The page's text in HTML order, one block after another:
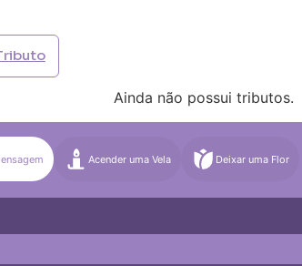
Ainda não possui tributos.
Acender uma Vela Deixar uma Flor
Média (€100)
Média (€100)
Média (€100)
(€85) Média (€100)
Grande (€115)